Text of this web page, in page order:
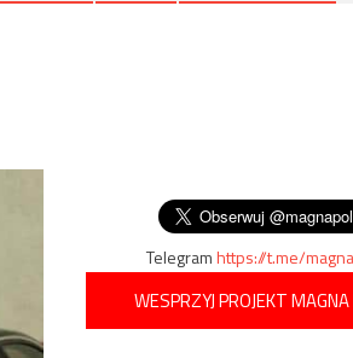
Telegramhttps://t.me/
WESPRZYJ PROJEKT